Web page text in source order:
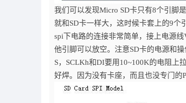
我们可以发现Micro SD卡只有8个引脚
就和SD卡一样大，这时候卡套上的9个
spi下电路的连接非常简单，接上电源
他引脚可以放空。注意SD卡的电源和
S，SCLKh和DI要用10~100K的电阻上
好焊。因为没有卡座，而且也没专门的